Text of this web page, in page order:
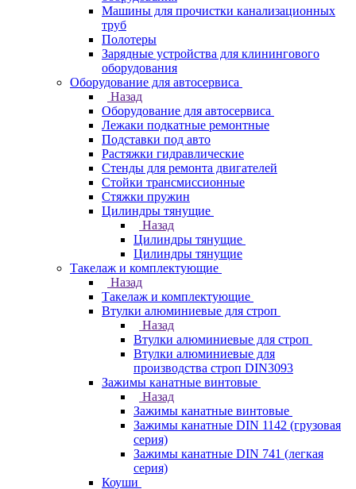
Машины для прочистки канализационных
труб
Полотеры
Зарядные устройства для клинингового
оборудования
Оборудование для автосервиса
Назад
Оборудование для автосервиса
Лежаки подкатные ремонтные
Подставки под авто
Растяжки гидравлические
Стенды для ремонта двигателей
Стойки трансмиссионные
Стяжки пружин
Цилиндры тянущие
Назад
Цилиндры тянущие
Цилиндры тянущие
Такелаж и комплектующие
Назад
Такелаж и комплектующие
Втулки алюминиевые для строп
Назад
Втулки алюминиевые для строп
Втулки алюминиевые для
производства строп DIN3093
Зажимы канатные винтовые
Назад
Зажимы канатные винтовые
Зажимы канатные DIN 1142 (грузовая
серия)
Зажимы канатные DIN 741 (легкая
серия)
Коуши